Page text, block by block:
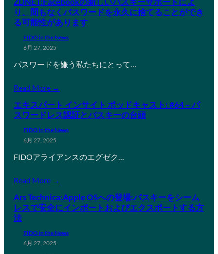
り、間もなくパスワードを永久に捨てることができ
る可能性があります
FIDO in the News
6月 27, 2025
パスワードを嫌う私たちにとって…
Read More →
エキスパート インサイト ポッドキャスト: #64 – パ
スワードレス認証とパスキーの台頭
FIDO in the News
6月 27, 2025
FIDOアライアンスのエグゼク…
Read More →
Ars Technica:Apple OSへの登場:パスキーをシーム
レスで安全にインポートおよびエクスポートする方
法
FIDO in the News
6月 27, 2025